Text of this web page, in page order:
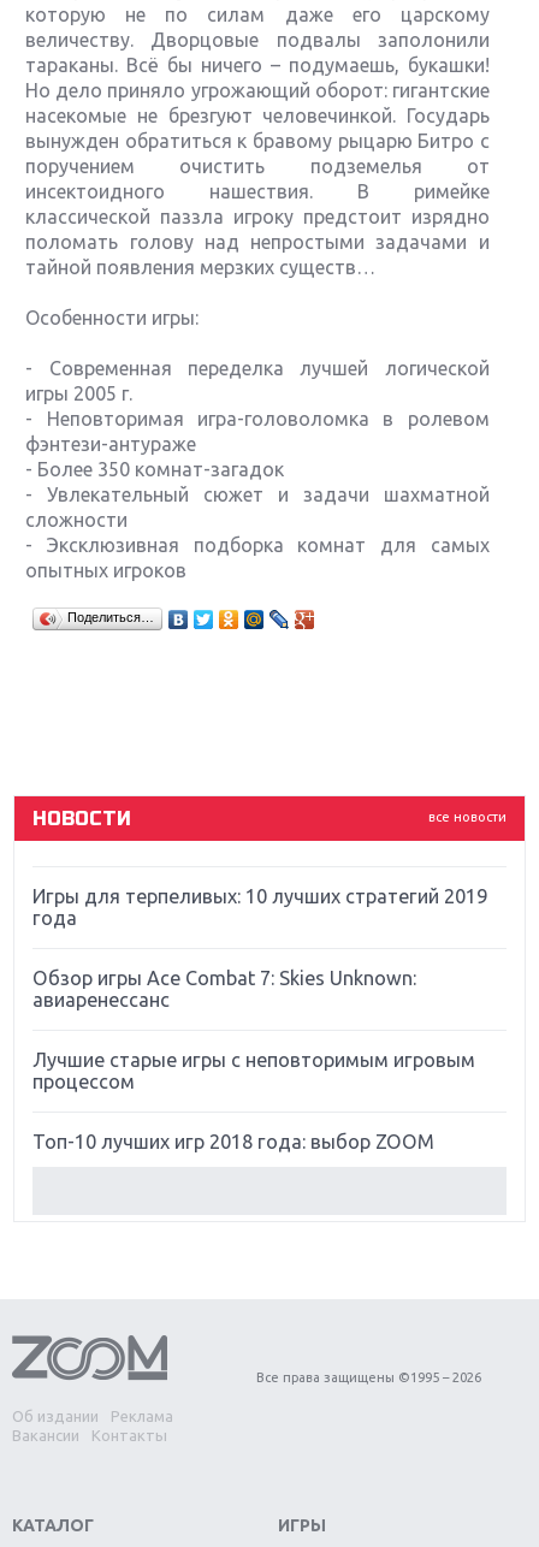
которую не по силам даже его царскому
величеству. Дворцовые подвалы заполонили
тараканы. Всё бы ничего – подумаешь, букашки!
Но дело приняло угрожающий оборот: гигантские
насекомые не брезгуют человечинкой. Государь
вынужден обратиться к бравому рыцарю Битро с
поручением очистить подземелья от
инсектоидного нашествия. В римейке
классической паззла игроку предстоит изрядно
поломать голову над непростыми задачами и
тайной появления мерзких существ…
Особенности игры:
- Современная переделка лучшей логической
игры 2005 г.
- Неповторимая игра-головоломка в ролевом
фэнтези-антураже
- Более 350 комнат-загадок
- Увлекательный сюжет и задачи шахматной
сложности
- Эксклюзивная подборка комнат для самых
опытных игроков
Поделиться…
все новости
НОВОСТИ
Крупнейшие релизы мая: Nintendo, Microsoft и
Sony
Far Cry 5: хвалить нельзя ругать
Игры для терпеливых: 10 лучших стратегий 2019
года
Обзор игры Ace Combat 7: Skies Unknown:
авиаренессанс
Лучшие старые игры с неповторимым игровым
процессом
Топ-10 лучших игр 2018 года: выбор ZOOM
Обзор игры Forza Horizon 4: вершина эволюции
Две важных новинки для консолей: Spider-Man и
Divinity Original Sin 2
Switch
Об издании
Реклама
Вакансии
Контакты
Все права защищены ©1995 – 2026
КАТАЛОГ ИГРЫ